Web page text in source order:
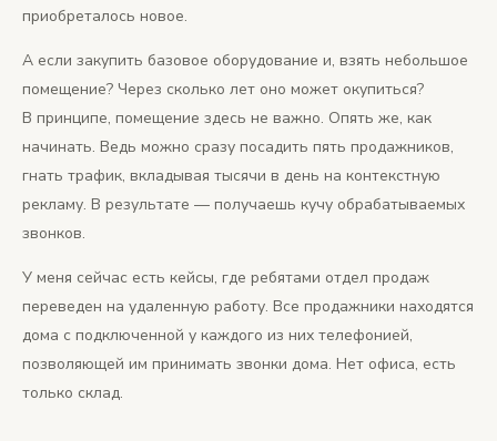
приобреталось новое.
А если закупить базовое оборудование и, взять небольшое
помещение? Через сколько лет оно может окупиться?
В принципе, помещение здесь не важно. Опять же, как
начинать. Ведь можно сразу посадить пять продажников,
гнать трафик, вкладывая тысячи в день на контекстную
рекламу. В результате — получаешь кучу обрабатываемых
звонков.
У меня сейчас есть кейсы, где ребятами отдел продаж
переведен на удаленную работу. Все продажники находятся
дома с подключенной у каждого из них телефонией,
позволяющей им принимать звонки дома. Нет офиса, есть
только склад.